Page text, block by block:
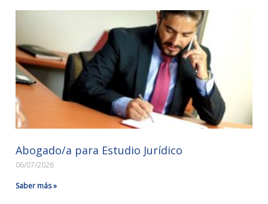
Abogado/a para Estudio Jurídico
06/07/2026
Saber más »